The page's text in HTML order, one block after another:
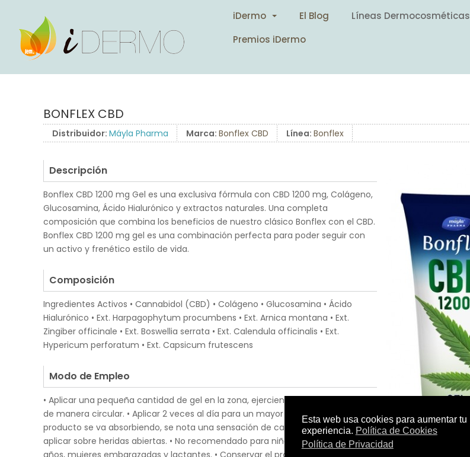
iDermo El Blog Líneas Dermocosméticas
Premios iDermo
BONFLEX CBD
Distribuidor: Máyla Pharma Marca: Bonflex CBD Línea: Bonflex
Descripción
Bonflex CBD 1200 mg Gel es una exclusiva fórmula con CBD 1200 mg, Colágeno,
Glucosamina, Ácido Hialurónico y extractos naturales. Una completa
composición que combina los beneficios de nuestro clásico Bonflex con el CBD.
Bonflex CBD 1200 mg gel es una combinación perfecta para poder seguir con
un activo y frenético estilo de vida.
Composición
Ingredientes Activos • Cannabidol (CBD) • Colágeno • Glucosamina • Ácido
Hialurónico • Ext. Harpagophytum procumbens • Ext. Arnica montana • Ext.
Zingiber officinale • Ext. Boswellia serrata • Ext. Calendula officinalis • Ext.
Hypericum perforatum • Ext. Capsicum frutescens
Modo de Empleo
• Aplicar una pequeña cantidad de gel en la zona, ejerciendo un suave masaje
de manera circular. • Aplicar 2 veces al día para un mayor efecto. • Conforme el
producto se va absorbiendo, se nota una sensación de calor. • Uso externo. No
aplicar sobre heridas abiertas. • No recomendado para niños menores de 12
años, mujeres embarazadas y lactantes. • Conservar el producto en un lugar